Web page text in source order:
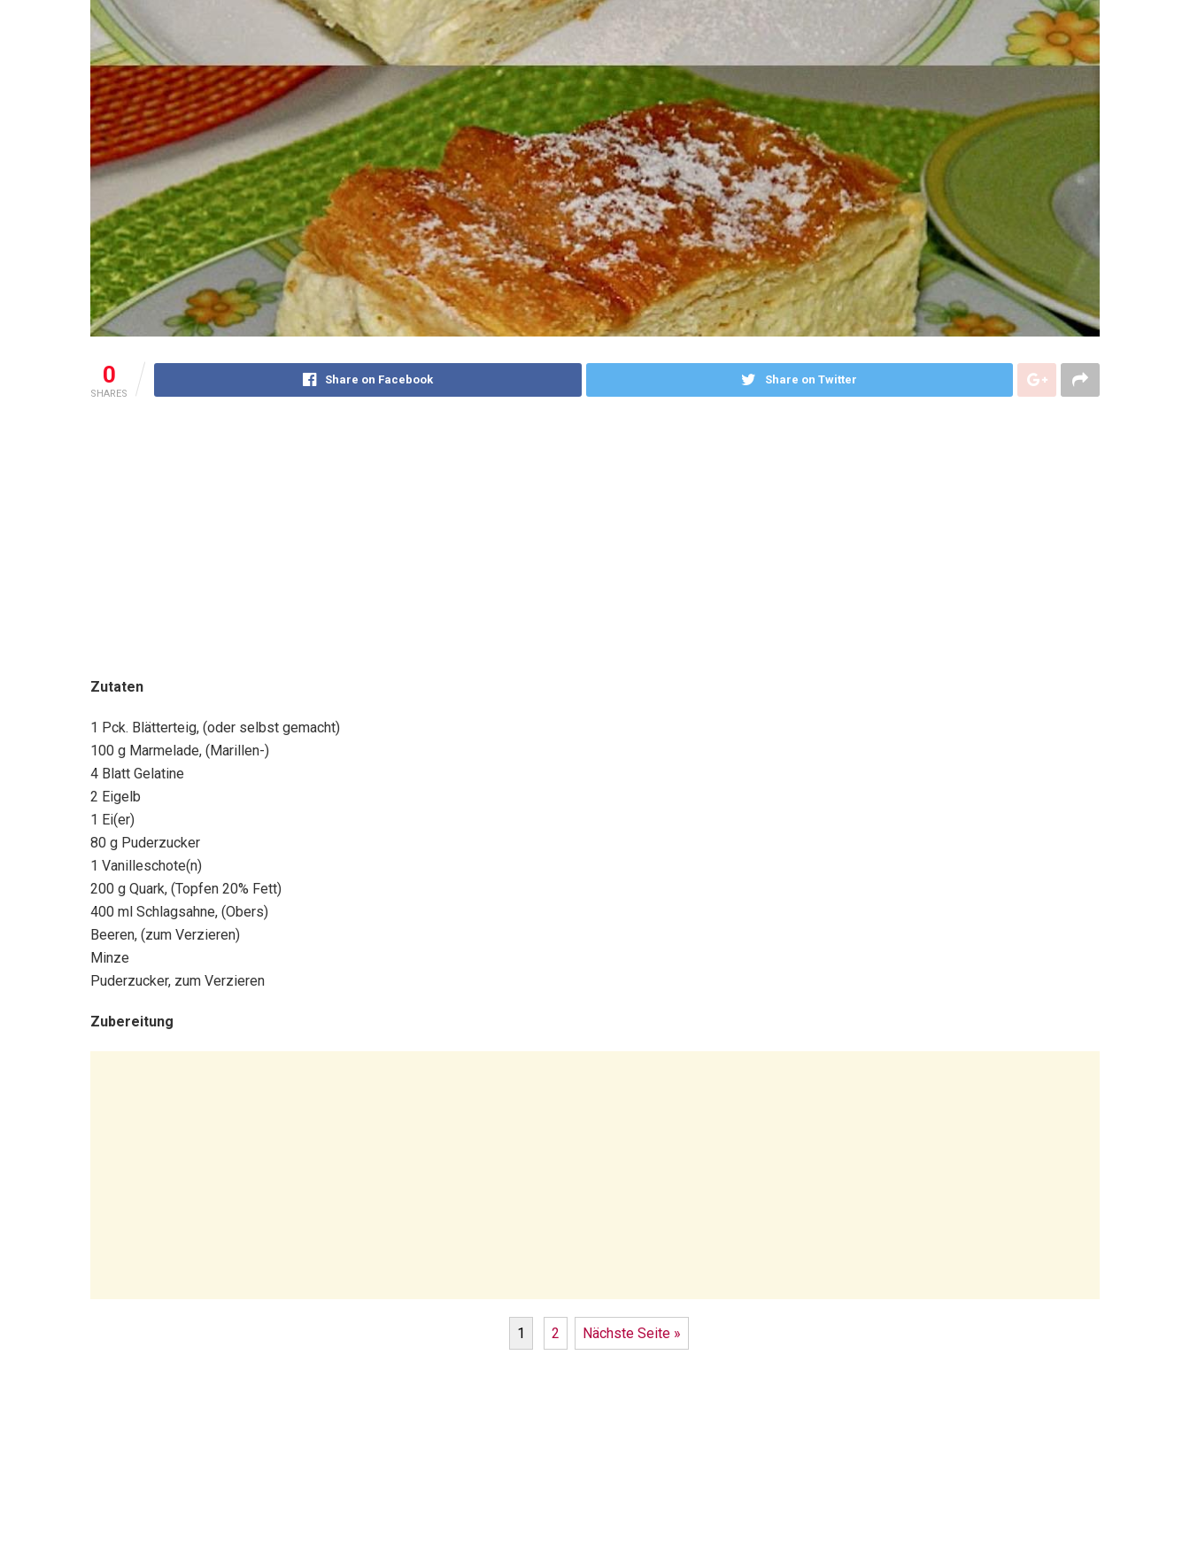
0
SHARES
Share on Facebook Share on Twitter
Zutaten
1 Pck. Blätterteig, (oder selbst gemacht)
100 g Marmelade, (Marillen-)
4 Blatt Gelatine
2 Eigelb
1 Ei(er)
80 g Puderzucker
1 Vanilleschote(n)
200 g Quark, (Topfen 20% Fett)
400 ml Schlagsahne, (Obers)
Beeren, (zum Verzieren)
Minze
Puderzucker, zum Verzieren
Zubereitung
1 2 Nächste Seite »